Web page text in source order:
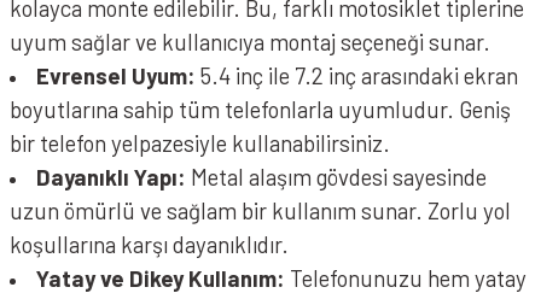
kolayca monte edilebilir. Bu, farklı motosiklet tiplerine
uyum sağlar ve kullanıcıya montaj seçeneği sunar.
Evrensel Uyum: 5.4 inç ile 7.2 inç arasındaki ekran
boyutlarına sahip tüm telefonlarla uyumludur. Geniş
bir telefon yelpazesiyle kullanabilirsiniz.
Dayanıklı Yapı: Metal alaşım gövdesi sayesinde
uzun ömürlü ve sağlam bir kullanım sunar. Zorlu yol
koşullarına karşı dayanıklıdır.
Yatay ve Dikey Kullanım: Telefonunuzu hem yatay